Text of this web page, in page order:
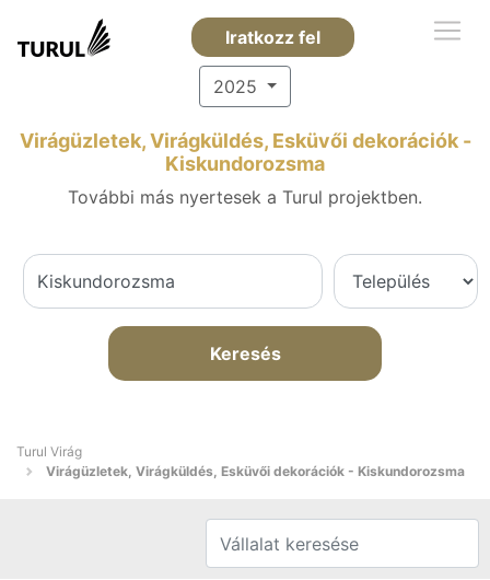
Iratkozz fel
2025
Virágüzletek, Virágküldés, Esküvői dekorációk -
Kiskundorozsma
További más nyertesek a Turul projektben.
Keresés
Turul Virág
Virágüzletek, Virágküldés, Esküvői dekorációk - Kiskundorozsma